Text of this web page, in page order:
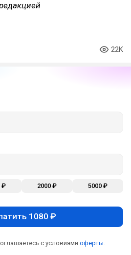
22K
₽ 2000 ₽ 5000 ₽
1080 ₽
с условиями оферты